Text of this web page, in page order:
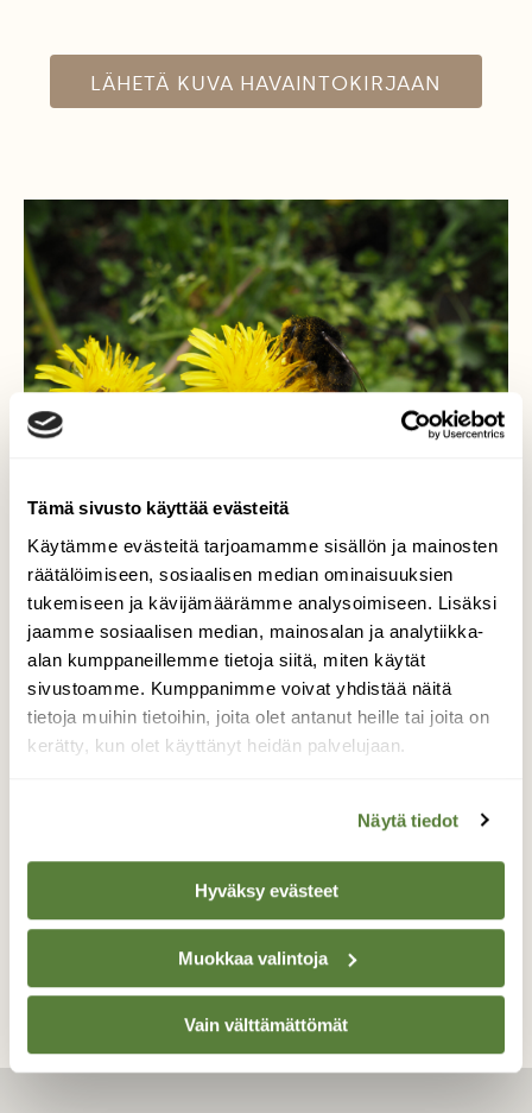
Tämä sivusto käyttää evästeitä
Käytämme evästeitä tarjoamamme sisällön ja mainosten
räätälöimiseen, sosiaalisen median ominaisuuksien
tukemiseen ja kävijämäärämme analysoimiseen. Lisäksi
jaamme sosiaalisen median, mainosalan ja analytiikka-
alan kumppaneillemme tietoja siitä, miten käytät
sivustoamme. Kumppanimme voivat yhdistää näitä
tietoja muihin tietoihin, joita olet antanut heille tai joita on
kerätty, kun olet käyttänyt heidän palvelujaan.
Näytä tiedot
Hyväksy evästeet
Muokkaa valintoja
Vain välttämättömät
LÄHETÄ KUVA HAVAINTOKIRJAAN
Kimalainen
Kimalainen työskentelee kovasti ennen kovia
ukkosia.